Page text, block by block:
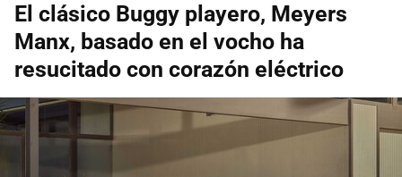
El clásico Buggy playero, Meyers
Manx, basado en el vocho ha
resucitado con corazón eléctrico